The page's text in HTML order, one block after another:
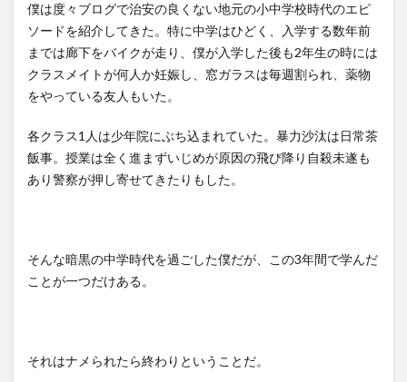
僕は度々ブログで治安の良くない地元の小中学校時代のエピ
ソードを紹介してきた。特に中学はひどく、入学する数年前
までは廊下をバイクが走り、僕が入学した後も2年生の時には
クラスメイトが何人か妊娠し、窓ガラスは毎週割られ、薬物
をやっている友人もいた。
各クラス1人は少年院にぶち込まれていた。暴力沙汰は日常茶
飯事。授業は全く進まずいじめが原因の飛び降り自殺未遂も
あり警察が押し寄せてきたりもした。
そんな暗黒の中学時代を過ごした僕だが、この3年間で学んだ
ことが一つだけある。
それはナメられたら終わりということだ。